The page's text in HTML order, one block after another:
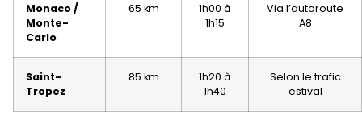
Monaco /
Monte-
Carlo
65 km
1h00 à
1h15
Via l’autoroute
A8
Saint-
Tropez
85 km
1h20 à
1h40
Selon le trafic
estival